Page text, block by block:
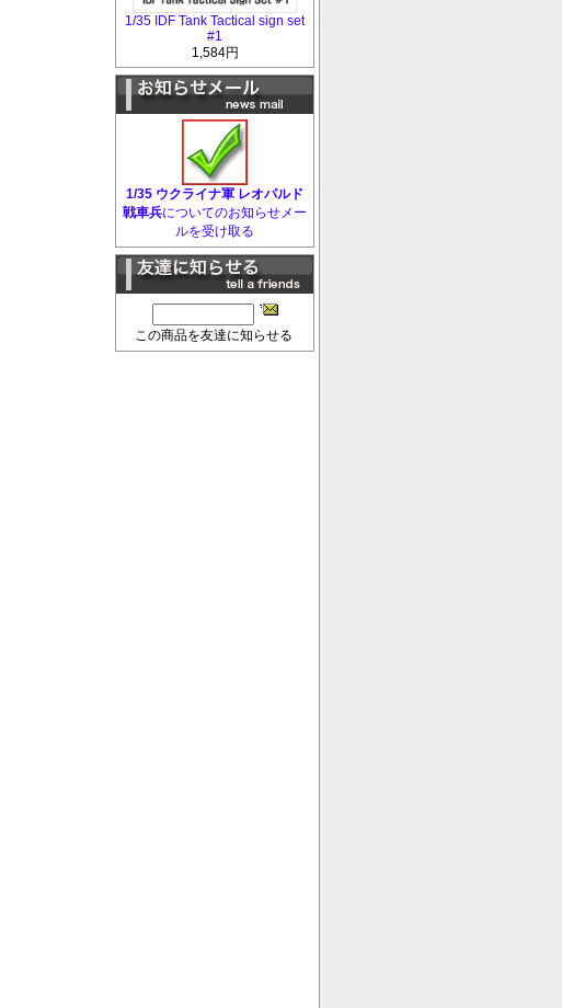
1/35 IDF Tank Tactical sign set
#1
1,584円
1/35 ウクライナ軍 レオパルド
戦車兵についてのお知らせメー
ルを受け取る
この商品を友達に知らせる